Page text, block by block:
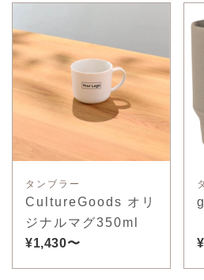
タンブラー
CultureGoods オリ
ジナルマグ350ml
¥1,430〜